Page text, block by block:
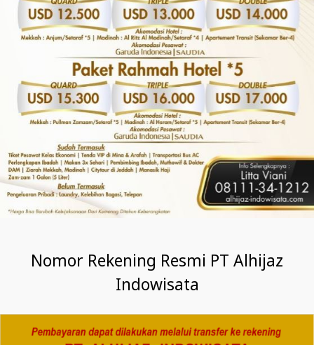
Nomor Rekening Resmi PT Alhijaz
Indowisata